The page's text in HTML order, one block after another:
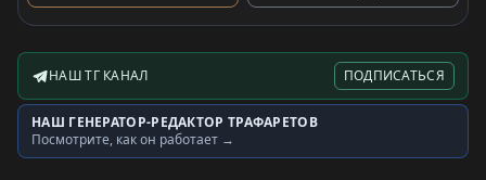
Telegram-канал
НАШ ТГ КАНАЛ ПОДПИСАТЬСЯ
Генератор трафаретов
НАШ ГЕНЕРАТОР-РЕДАКТОР ТРАФАРЕТОВ
Посмотрите, как он работает →